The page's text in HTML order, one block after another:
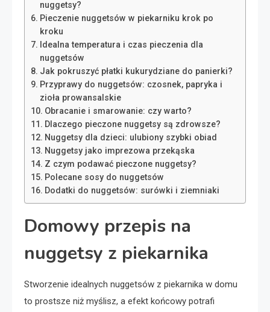
nuggetsy?
Pieczenie nuggetsów w piekarniku krok po
kroku
Idealna temperatura i czas pieczenia dla
nuggetsów
Jak pokruszyć płatki kukurydziane do panierki?
Przyprawy do nuggetsów: czosnek, papryka i
zioła prowansalskie
Obracanie i smarowanie: czy warto?
Dlaczego pieczone nuggetsy są zdrowsze?
Nuggetsy dla dzieci: ulubiony szybki obiad
Nuggetsy jako imprezowa przekąska
Z czym podawać pieczone nuggetsy?
Polecane sosy do nuggetsów
Dodatki do nuggetsów: surówki i ziemniaki
Domowy przepis na
nuggetsy z piekarnika
Stworzenie idealnych nuggetsów z piekarnika w domu
to prostsze niż myślisz, a efekt końcowy potrafi